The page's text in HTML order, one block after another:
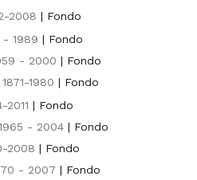
2008 | Fondo
- 1989 | Fondo
- 2000 | Fondo
1980 | Fondo
2011 | Fondo
- 2004 | Fondo
2008 | Fondo
- 2007 | Fondo